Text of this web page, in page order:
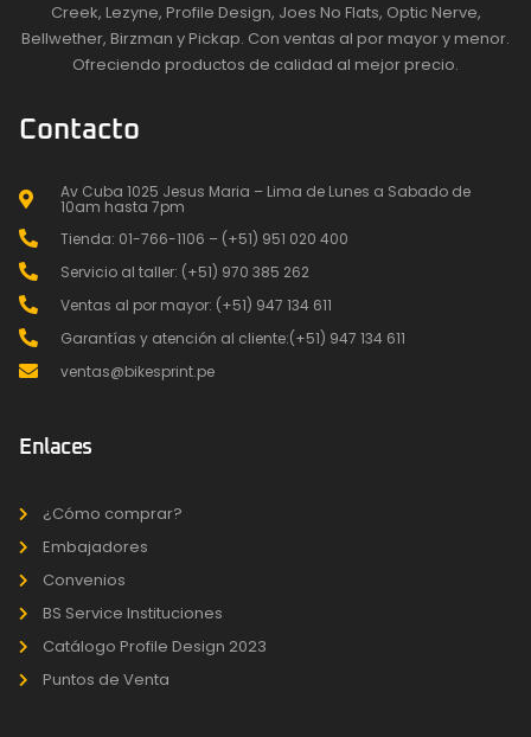
Creek, Lezyne, Profile Design, Joes No Flats, Optic Nerve,
Bellwether, Birzman y Pickap. Con ventas al por mayor y menor.
Ofreciendo productos de calidad al mejor precio.
Contacto
Av Cuba 1025 Jesus Maria – Lima de Lunes a Sabado de
10am hasta 7pm
Tienda: 01-766-1106 – (+51) 951 020 400
Servicio al taller: (+51) 970 385 262
Ventas al por mayor: (+51) 947 134 611
Garantías y atención al cliente:(+51) 947 134 611
ventas@bikesprint.pe
Enlaces
¿Cómo comprar?
Embajadores
Convenios
BS Service Instituciones
Catálogo Profile Design 2023
Puntos de Venta